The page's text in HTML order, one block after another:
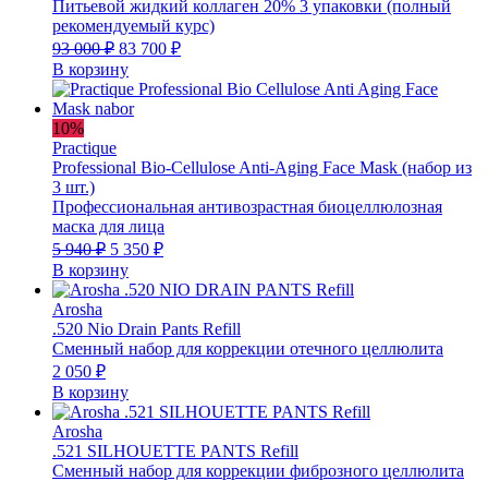
Питьевой жидкий коллаген 20% 3 упаковки (полный
рекомендуемый курс)
93 000₽ Первоначальная
цена
составляла
93
83 700 ₽Текущая
83
В корзину
10%
Practique
Professional Bio-Cellulose Anti-Aging Face Mask (набор из
3 шт.)
Профессиональная антивозрастная биоцеллюлозная
маска для лица
5 940₽ Первоначальная
цена
составляла
5
940 ₽.
5 350 ₽Текущая
5
В корзину
Arosha
.520 Nio Drain Pants Refill
Сменный набор для коррекции отечного целлюлита
2 050 ₽
В корзину
Arosha
.521 SILHOUETTE PANTS Refill
Сменный набор для коррекции фиброзного целлюлита